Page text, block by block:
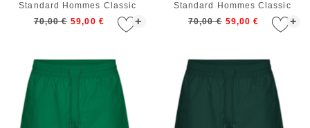
+
Standard Hommes Classic
Swim Shorts Steel Blue
70,00 € 59,00 € +
Standard Hommes Classic
Swim Shorts Polar Blue
70,00 € 59,00 €